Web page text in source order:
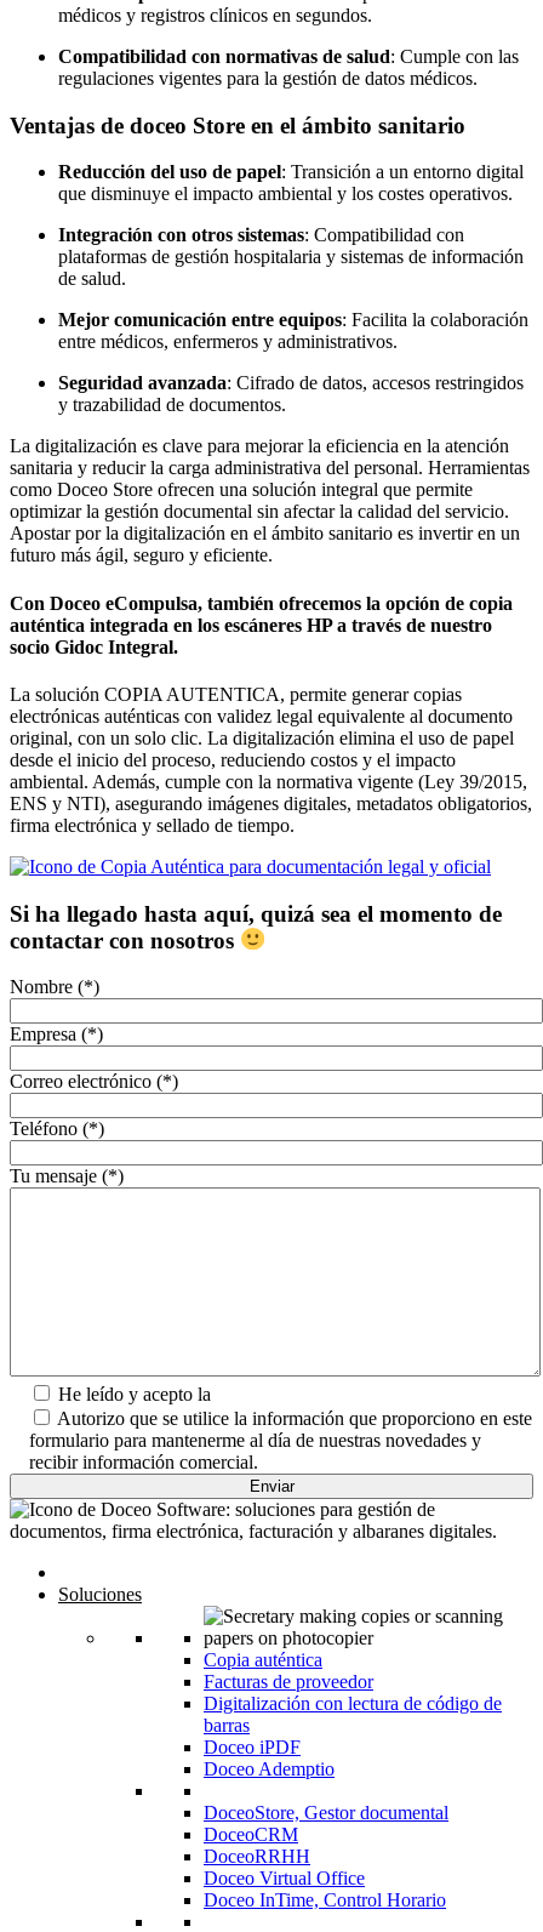
médicos y registros clínicos en segundos.
Compatibilidad con normativas de salud: Cumple con las
regulaciones vigentes para la gestión de datos médicos.
Ventajas de doceo Store en el ámbito sanitario
Reducción del uso de papel: Transición a un entorno digital
que disminuye el impacto ambiental y los costes operativos.
Integración con otros sistemas: Compatibilidad con
plataformas de gestión hospitalaria y sistemas de información
de salud.
Mejor comunicación entre equipos: Facilita la colaboración
entre médicos, enfermeros y administrativos.
Seguridad avanzada: Cifrado de datos, accesos restringidos
y trazabilidad de documentos.
La digitalización es clave para mejorar la eficiencia en la atención
sanitaria y reducir la carga administrativa del personal. Herramientas
como Doceo Store ofrecen una solución integral que permite
optimizar la gestión documental sin afectar la calidad del servicio.
Apostar por la digitalización en el ámbito sanitario es invertir en un
futuro más ágil, seguro y eficiente.
Con Doceo eCompulsa, también ofrecemos la opción de copia
auténtica integrada en los escáneres HP a través de nuestro
socio Gidoc Integral.
La solución COPIA AUTENTICA, permite generar copias
electrónicas auténticas con validez legal equivalente al documento
original, con un solo clic. La digitalización elimina el uso de papel
desde el inicio del proceso, reduciendo costos y el impacto
ambiental. Además, cumple con la normativa vigente (Ley 39/2015,
ENS y NTI), asegurando imágenes digitales, metadatos obligatorios,
firma electrónica y sellado de tiempo.
Si ha llegado hasta aquí, quizá sea el momento de
contactar con nosotros
Nombre (*)
Empresa (*)
Correo electrónico (*)
Teléfono (*)
Tu mensaje (*)
He leído y acepto la
Autorizo que se utilice la información que proporciono en este
formulario para mantenerme al día de nuestras novedades y
recibir información comercial.
Soluciones
Copia auténtica
Facturas de proveedor
Digitalización con lectura de código de
barras
Doceo iPDF
Doceo Ademptio
DoceoStore, Gestor documental
DoceoCRM
DoceoRRHH
Doceo Virtual Office
Doceo InTime, Control Horario